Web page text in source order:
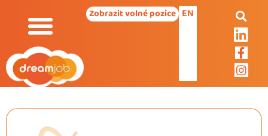
Zobrazit volné pozice EN